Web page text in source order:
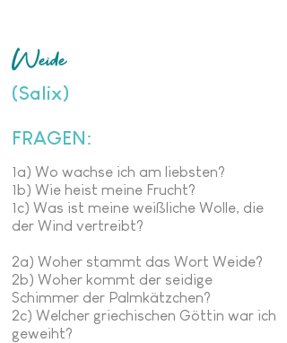
Weide
(Salix)
FRAGEN:
1a) Wo wachse ich am liebsten?
1b) Wie heist meine Frucht?
1c) Was ist meine weißliche Wolle, die
der Wind vertreibt?
2a) Woher stammt das Wort Weide?
2b) Woher kommt der seidige
Schimmer der Palmkätzchen?
2c) Welcher griechischen Göttin war ich
geweiht?